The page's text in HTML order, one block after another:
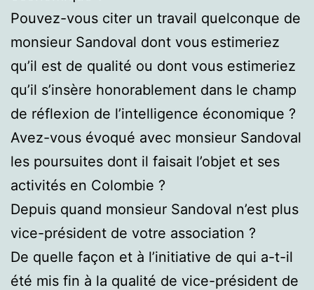
Pouvez-vous citer un travail quelconque de
monsieur Sandoval dont vous estimeriez
qu’il est de qualité ou dont vous estimeriez
qu’il s’insère honorablement dans le champ
de réflexion de l’intelligence économique ?
Avez-vous évoqué avec monsieur Sandoval
les poursuites dont il faisait l’objet et ses
activités en Colombie ?
Depuis quand monsieur Sandoval n’est plus
vice-président de votre association ?
De quelle façon et à l’initiative de qui a-t-il
été mis fin à la qualité de vice-président de